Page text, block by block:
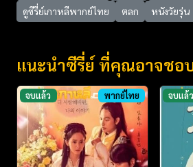
ดูซีรี่ย์เกาหลีพากย์ไทย
ตลก หนังวัยรุ่น
แนะนำซีรี่ย์ ที่คุณอาจชอ
จบแล้ว พากย์ไทย จบแล้ว